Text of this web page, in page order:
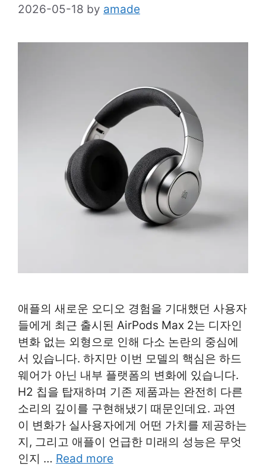
2026-05-18 by amade
애플의 새로운 오디오 경험을 기대했던 사용자
들에게 최근 출시된 AirPods Max 2는 디자인
변화 없는 외형으로 인해 다소 논란의 중심에
서 있습니다. 하지만 이번 모델의 핵심은 하드
웨어가 아닌 내부 플랫폼의 변화에 있습니다.
H2 칩을 탑재하며 기존 제품과는 완전히 다른
소리의 깊이를 구현해냈기 때문인데요. 과연
이 변화가 실사용자에게 어떤 가치를 제공하는
지, 그리고 애플이 언급한 미래의 성능은 무엇
인지 … Read more